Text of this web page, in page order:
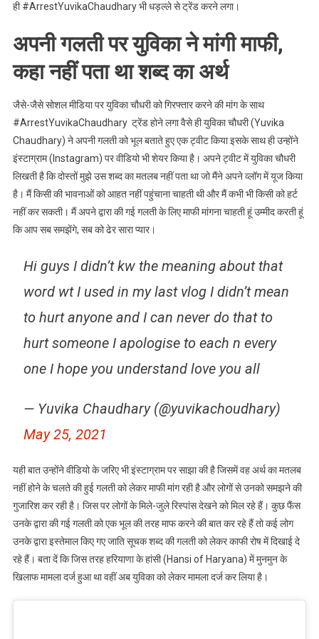
ही #ArrestYuvikaChaudhary भी धड़ल्ले से ट्रेंड करने लगा।
अपनी गलती पर युविका ने मांगी माफी,
कहा नहीं पता था शब्द का अर्थ
जैसे-जैसे सोशल मीडिया पर युविका चौधरी को गिरफ्तार करने की मांग के साथ
#ArrestYuvikaChaudhary ट्रेंड होने लगा वैसे ही युविका चौधरी (Yuvika
Chaudhary) ने अपनी गलती को भूल बताते हुए एक ट्वीट किया इसके साथ ही उन्होंने
इंस्टाग्राम (Instagram) पर वीडियो भी शेयर किया है। अपने ट्वीट में युविका चौधरी
लिखती है कि दोस्तों मुझे उस शब्द का मतलब नहीं पता था जो मैंने अपने व्लॉग में यूज किया
है। मैं किसी की भावनाओं को आहत नहीं पहुंचाना चाहती थी और मैं कभी भी किसी को हर्ट
नहीं कर सकती। मैं अपने द्वारा की गई गलती के लिए माफी मांगना चाहती हूं उम्मीद करती हूं
कि आप सब समझेंगे, सब को ढेर सारा प्यार।
Hi guys I didn’t kw the meaning about that
word wt I used in my last vlog I didn’t mean
to hurt anyone and I can never do that to
hurt someone I apologise to each n every
one I hope you understand love you all
— Yuvika Chaudhary (@yuvikachoudhary)
May 25, 2021
यही बात उन्होंने वीडियो के जरिए भी इंस्टाग्राम पर साझा की है जिसमें वह अर्थ का मतलब
नहीं होने के चलते की हुई गलती को लेकर माफी मांग रही है और लोगों से उनको समझने की
गुजारिश कर रही है। जिस पर लोगों के मिले-जुले रिस्पांस देखने को मिल रहे हैं। कुछ फैंस
उनके द्वारा की गई गलती को एक भूल की तरह माफ करने की बात कर रहे हैं तो कई लोग
उनके द्वारा इस्तेमाल किए गए जाति सूचक शब्द की गलती को लेकर काफी रोष में दिखाई दे
रहे हैं। बता दें कि जिस तरह हरियाणा के हांसी (Hansi of Haryana) में मुनमुन के
खिलाफ मामला दर्ज हुआ था वहीं अब युविका को लेकर मामला दर्ज कर लिया है।